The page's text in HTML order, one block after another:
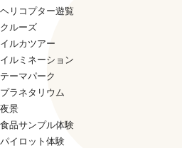
ヘリコプター遊覧
クルーズ
イルカツアー
イルミネーション
テーマパーク
プラネタリウム
夜景
食品サンプル体験
パイロット体験